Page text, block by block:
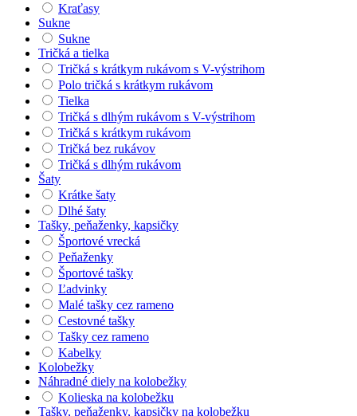
Kraťasy
Sukne
Sukne
Tričká a tielka
Tričká s krátkym rukávom s V-výstrihom
Polo tričká s krátkym rukávom
Tielka
Tričká s dlhým rukávom s V-výstrihom
Tričká s krátkym rukávom
Tričká bez rukávov
Tričká s dlhým rukávom
Šaty
Krátke šaty
Dlhé šaty
Tašky, peňaženky, kapsičky
Športové vrecká
Peňaženky
Športové tašky
Ľadvinky
Malé tašky cez rameno
Cestovné tašky
Tašky cez rameno
Kabelky
Kolobežky
Náhradné diely na kolobežky
Kolieska na kolobežku
Tašky, peňaženky, kapsičky na kolobežku